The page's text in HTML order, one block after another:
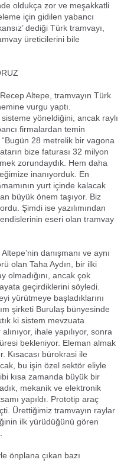
oldukça zor ve meşakkatli
için gidilen yabancı
dediği Türk tramvayı,
üreticilerini bile
Altepe, tramvayın Türk
vurgu yaptı.
yöneldiğini, ancak raylı
firmalardan temin
28 metrelik bir vagona
bize faturası 32 milyon
zorundaydık. Hem daha
inanıyorduk. En
yurt içinde kalacak
büyük önem taşıyor. Biz
Şimdi ise yazılımından
eseri olan tramvay
danışmanı ve aynı
olan Taha Aydın, bir ilki
olmadığını, ancak çok
geçirdiklerini söyledi.
yürütmeye başladıklarını
şirketi Burulaş bünyesinde
ki sistem mevzuata
ihale yapılıyor, sonra
bekleniyor. Eleman almak
Kısacası bürokrasi ile
bu işin özel sektör eliyle
kısa zamanda büyük bir
mekanik ve elektronik
yapıldı. Prototip araç
Ürettiğimiz tramvayın raylar
ilk yürüdüğünü gören
önplana çıkan bazı